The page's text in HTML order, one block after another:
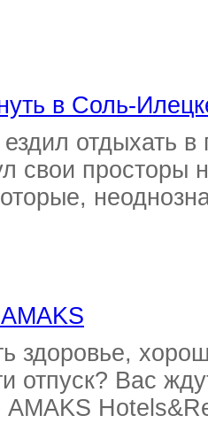
в Соль-
отдыхать в
свои просторы
здоровье,
отпуск? Вас
AMAKS